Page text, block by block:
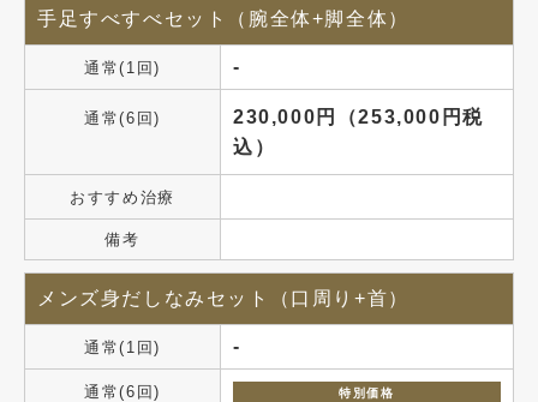
手足すべすべセット（腕全体+脚全体）
通常(1回) -
通常(6回)
230,000円（253,000円税
込）
おすすめ治療
備考
メンズ身だしなみセット（口周り+首）
通常(1回) -
通常(6回) 特別価格